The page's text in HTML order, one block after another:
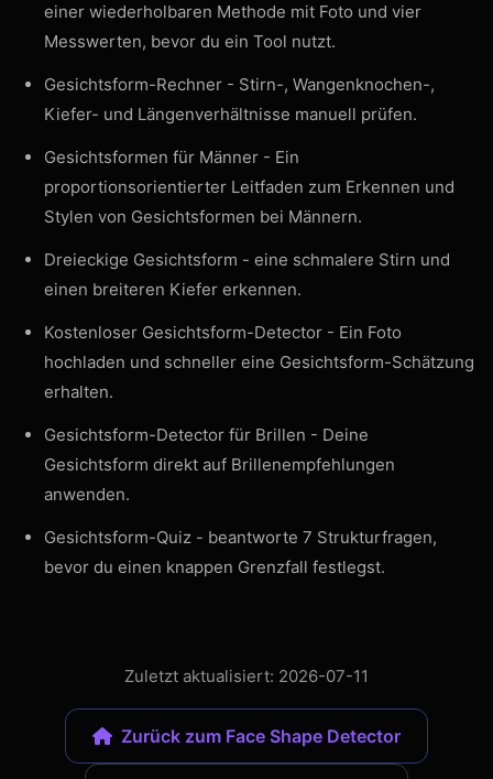
einer wiederholbaren Methode mit Foto und vier
Messwerten, bevor du ein Tool nutzt.
Gesichtsform-Rechner - Stirn-, Wangenknochen-,
Kiefer- und Längenverhältnisse manuell prüfen.
Gesichtsformen für Männer - Ein
proportionsorientierter Leitfaden zum Erkennen und
Stylen von Gesichtsformen bei Männern.
Dreieckige Gesichtsform - eine schmalere Stirn und
einen breiteren Kiefer erkennen.
Kostenloser Gesichtsform-Detector - Ein Foto
hochladen und schneller eine Gesichtsform-Schätzung
erhalten.
Gesichtsform-Detector für Brillen - Deine
Gesichtsform direkt auf Brillenempfehlungen
anwenden.
Gesichtsform-Quiz - beantworte 7 Strukturfragen,
bevor du einen knappen Grenzfall festlegst.
Zuletzt aktualisiert: 2026-07-11
Zurück zum Face Shape Detector